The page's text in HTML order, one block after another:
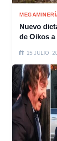
Nuevo
de Oikos
15 JULIO,